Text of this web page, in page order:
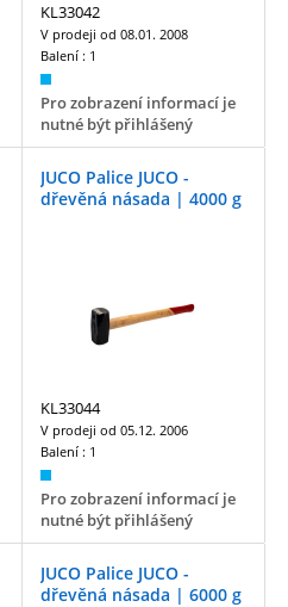
KL33042
V prodeji od 08.01. 2008
Balení : 1
Pro zobrazení informací je
nutné být přihlášený
JUCO Palice JUCO -
dřevěná násada | 4000 g
KL33044
V prodeji od 05.12. 2006
Balení : 1
Pro zobrazení informací je
nutné být přihlášený
JUCO Palice JUCO -
dřevěná násada | 6000 g